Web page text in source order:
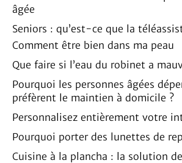
âgée
Seniors : qu’est-ce que la
Comment être bien dans ma peau
Que faire si l’eau du robinet a
Pourquoi les personnes âgées
préfèrent le maintien à domicile ?
Personnalisez entièrement votre
Pourquoi porter des lunettes de
Cuisine à la plancha : la solution